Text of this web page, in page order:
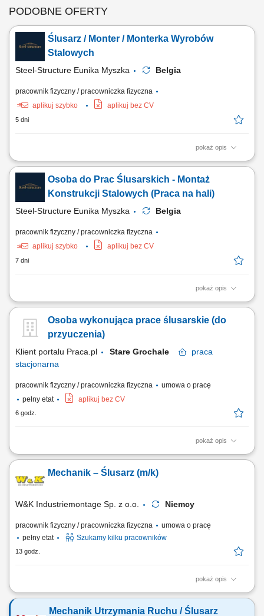
PODOBNE OFERTY
Ślusarz / Monter / Monterka Wyrobów
Stalowych
Steel-Structure Eunika Myszka Belgia
pracownik fizyczny / pracowniczka fizyczna
aplikuj szybko
aplikuj bez CV
5 dni
pokaż opis
Opis stanowiska: Realizacja prostych zadań montersko-ślusarskich
bezpośrednio na hali produkcyjnej. Łączenie gotowych komponentów w
całościowe konstrukcje w oparciu o schematy. Prace obróbcze na
profilach i blachach – dbanie o wymiarowość i estetykę wykonania.
Praca z powtarzalnym...
Osoba do Prac Ślusarskich - Montaż
Konstrukcji Stalowych (Praca na hali)
Steel-Structure Eunika Myszka Belgia
pracownik fizyczny / pracowniczka fizyczna
aplikuj szybko
aplikuj bez CV
7 dni
pokaż opis
Opis stanowiska: Bieżące składanie oraz dopasowywanie
komponenty mostowe). Prowadzenie prac montażowych w warunkach
halowych na podstawie dostarczonej dokumentacji technicznej.
Osoba wykonująca prace ślusarskie (do
przyuczenia)
Klient portalu Praca.pl Stare Grochale
praca
stacjonarna
pracownik fizyczny / pracowniczka fizyczna
umowa o pracę
pełny etat
aplikuj bez CV
6 godz.
pokaż opis
Wykonywanie prac ślusarskich, takich jak: wiercenie, gwintowanie,
elementów wycinanych laserowo. Polerowanie i szlifowanie elementów
metalowych. Praca zgodnie z dokumentacją techniczną. Dbanie o
Mechanik – Ślusarz (m/k)
W&K Industriemontage Sp. z o.o. Niemcy
pracownik fizyczny / pracowniczka fizyczna
umowa o pracę
pełny etat
Szukamy kilku pracowników
13 godz.
pokaż opis
Miejsce pracy: wszystkie kraje europejskie (system rotacyjny) Twoje
specjalistycznych/przemysłowych na podstawie rysunku technicznego,
Mechanik Utrzymania Ruchu / Ślusarz